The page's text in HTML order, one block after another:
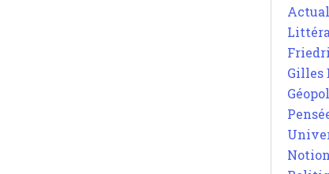
Gilles